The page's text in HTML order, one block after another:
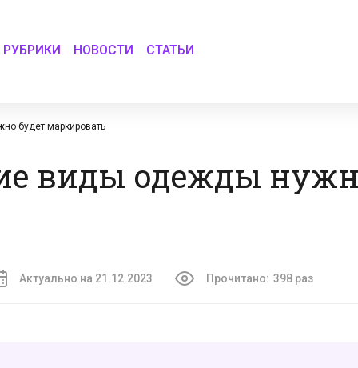
РУБРИКИ НОВОСТИ СТАТЬИ
будет маркировать
виды одежды
Актуально на 21.12.2023 Прочитано: 398 раз